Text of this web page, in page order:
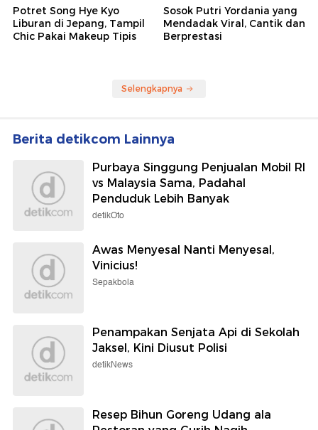
Potret Song Hye Kyo
Liburan di Jepang, Tampil
Chic Pakai Makeup Tipis
Sosok Putri Yordania yang
Mendadak Viral, Cantik dan
Berprestasi
Selengkapnya
Berita detikcom Lainnya
Purbaya Singgung Penjualan Mobil RI
vs Malaysia Sama, Padahal
Penduduk Lebih Banyak
detikOto
Awas Menyesal Nanti Menyesal,
Vinicius!
Sepakbola
Penampakan Senjata Api di Sekolah
Jaksel, Kini Diusut Polisi
detikNews
Resep Bihun Goreng Udang ala